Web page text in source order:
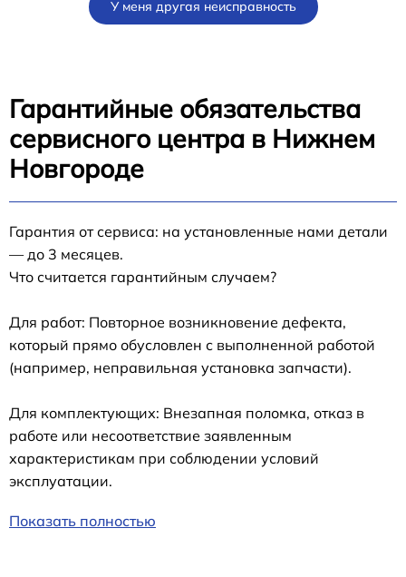
У меня другая неисправность
Гарантийные обязательства
сервисного центра в Нижнем
Новгороде
Гарантия от сервиса: на установленные нами детали
— до 3 месяцев.
Что считается гарантийным случаем?
Для работ: Повторное возникновение дефекта,
который прямо обусловлен с выполненной работой
(например, неправильная установка запчасти).
Для комплектующих: Внезапная поломка, отказ в
работе или несоответствие заявленным
характеристикам при соблюдении условий
эксплуатации.
Показать полностью